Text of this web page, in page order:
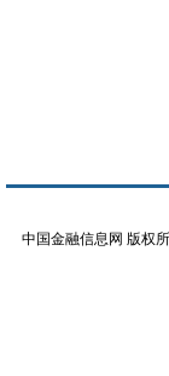
中国金融信息网 版权